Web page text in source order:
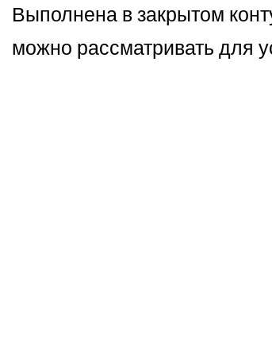
Выполнена в закрытом
можно рассматривать для